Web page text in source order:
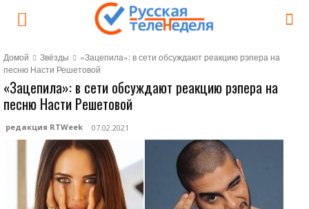
Домой Звёзды
«Зацепила»: в сети обсуждают реакцию рэпера на
песню Насти Решетовой
«Зацепила»: в сети обсуждают реакцию рэпера на
песню Насти Решетовой
редакция RTWeek 07.02.2021